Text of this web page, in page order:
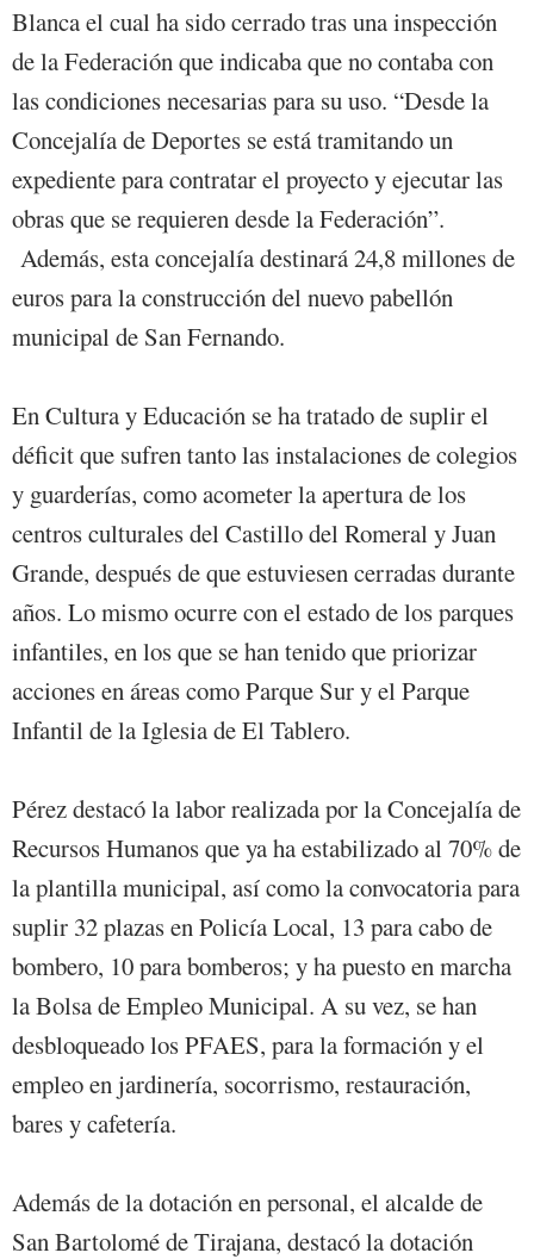
Blanca el cual ha sido cerrado tras una inspección
de la Federación que indicaba que no contaba con
las condiciones necesarias para su uso. “Desde la
Concejalía de Deportes se está tramitando un
expediente para contratar el proyecto y ejecutar las
obras que se requieren desde la Federación”.
Además, esta concejalía destinará 24,8 millones de
euros para la construcción del nuevo pabellón
municipal de San Fernando.
En Cultura y Educación se ha tratado de suplir el
déficit que sufren tanto las instalaciones de colegios
y guarderías, como acometer la apertura de los
centros culturales del Castillo del Romeral y Juan
Grande, después de que estuviesen cerradas durante
años. Lo mismo ocurre con el estado de los parques
infantiles, en los que se han tenido que priorizar
acciones en áreas como Parque Sur y el Parque
Infantil de la Iglesia de El Tablero.
Pérez destacó la labor realizada por la Concejalía de
Recursos Humanos que ya ha estabilizado al 70% de
la plantilla municipal, así como la convocatoria para
suplir 32 plazas en Policía Local, 13 para cabo de
bombero, 10 para bomberos; y ha puesto en marcha
la Bolsa de Empleo Municipal. A su vez, se han
desbloqueado los PFAES, para la formación y el
empleo en jardinería, socorrismo, restauración,
bares y cafetería.
Además de la dotación en personal, el alcalde de
San Bartolomé de Tirajana, destacó la dotación